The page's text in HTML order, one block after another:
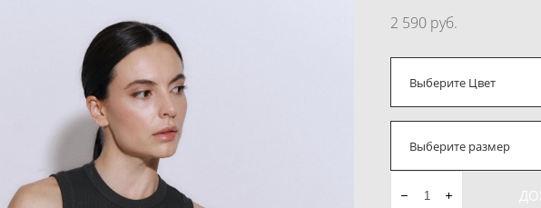
2 590 pуб.
Выберите Цвет
Выберите размер